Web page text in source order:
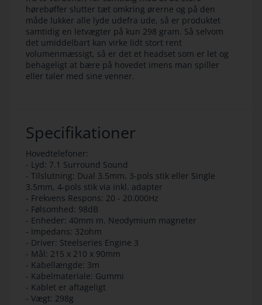
hørebøffer slutter tæt omkring ørerne og på den
måde lukker alle lyde udefra ude, så er produktet
samtidig en letvægter på kun 298 gram. Så selvom
det umiddelbart kan virke lidt stort rent
volumenmæssigt, så er det et headset som er let og
behageligt at bære på hovedet imens man spiller
eller taler med sine venner.
Specifikationer
Hovedtelefoner:
- Lyd: 7.1 Surround Sound
- Tilslutning: Dual 3.5mm, 3-pols stik eller Single
3.5mm, 4-pols stik via inkl. adapter
- Frekvens Respons: 20 - 20.000Hz
- Følsomhed: 98dB
- Enheder: 40mm m. Neodymium magneter
- Impedans: 32ohm
- Driver: Steelseries Engine 3
- Mål: 215 x 210 x 90mm
- Kabellængde: 3m
- Kabelmateriale: Gummi
- Kablet er aftageligt
- Vægt: 298g